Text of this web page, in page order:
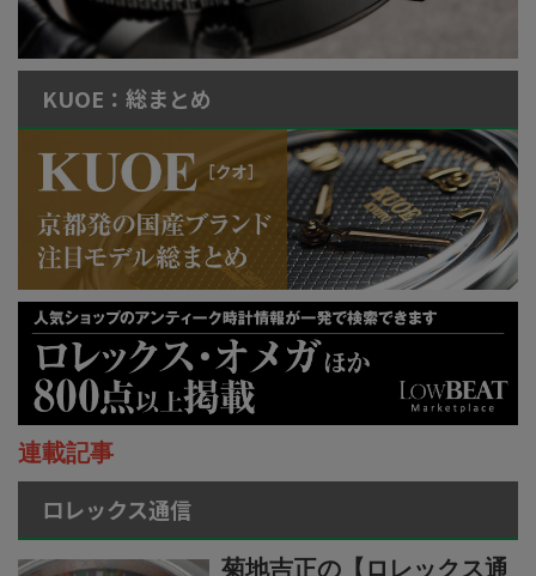
KUOE：総まとめ
連載記事
ロレックス通信
菊地吉正の【ロレックス通